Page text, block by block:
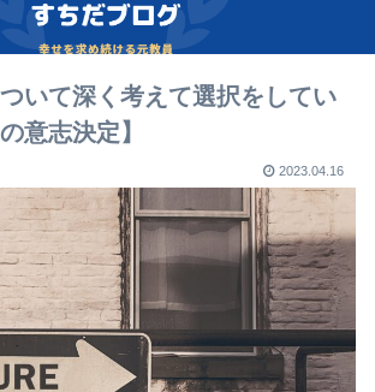
いて深く考えて選択をしてい
意志決定】
2023.04.16